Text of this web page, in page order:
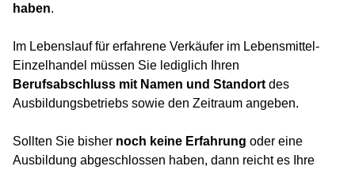
haben.
Im Lebenslauf für erfahrene Verkäufer im Lebensmittel-
Einzelhandel müssen Sie lediglich Ihren
Berufsabschluss mit Namen und Standort des
Ausbildungsbetriebs sowie den Zeitraum angeben.
Sollten Sie bisher noch keine Erfahrung oder eine
Ausbildung abgeschlossen haben, dann reicht es Ihre